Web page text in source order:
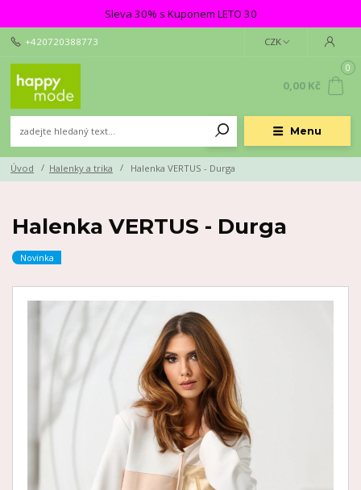
Sleva 30% s Kuponem LETO 30
Menu
CZK
+420720388773
0
0,00 Kč
Úvod Halenky a trika Halenka VERTUS - Durga
Halenka VERTUS - Durga
Novinka